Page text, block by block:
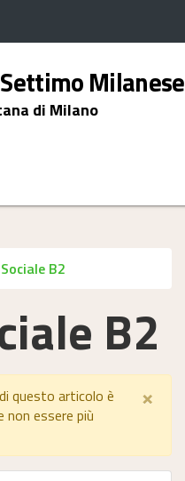
Milanese
di Milano
B2
B2
questo articolo è
essere più
×